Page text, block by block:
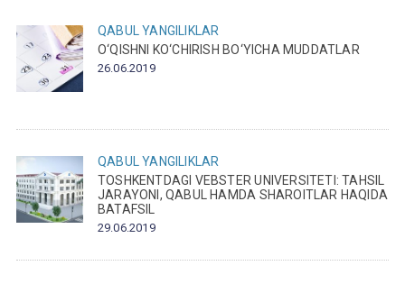
QABUL
YANGILIKLAR
O‘QISHNI KO‘CHIRISH BO‘YICHA MUDDATLAR
26.06.2019
QABUL
YANGILIKLAR
TOSHKENTDAGI VEBSTER UNIVERSITETI: TAHSIL
JARAYONI, QABUL HAMDA SHAROITLAR HAQIDA
BATAFSIL
29.06.2019